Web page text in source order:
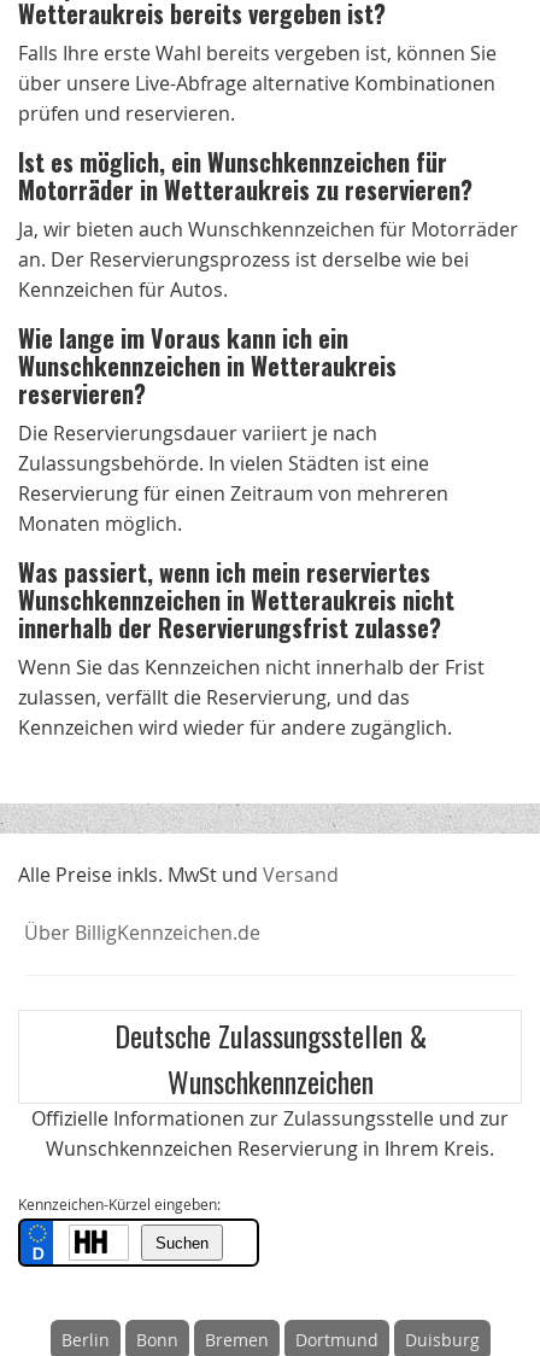
Wetteraukreis bereits vergeben ist?
Falls Ihre erste Wahl bereits vergeben ist, können Sie
über unsere Live-Abfrage alternative Kombinationen
prüfen und reservieren.
Ist es möglich, ein Wunschkennzeichen für
Motorräder in Wetteraukreis zu reservieren?
Ja, wir bieten auch Wunschkennzeichen für Motorräder
an. Der Reservierungsprozess ist derselbe wie bei
Kennzeichen für Autos.
Wie lange im Voraus kann ich ein
Wunschkennzeichen in Wetteraukreis
reservieren?
Die Reservierungsdauer variiert je nach
Zulassungsbehörde. In vielen Städten ist eine
Reservierung für einen Zeitraum von mehreren
Monaten möglich.
Was passiert, wenn ich mein reserviertes
Wunschkennzeichen in Wetteraukreis nicht
innerhalb der Reservierungsfrist zulasse?
Wenn Sie das Kennzeichen nicht innerhalb der Frist
zulassen, verfällt die Reservierung, und das
Kennzeichen wird wieder für andere zugänglich.
Alle Preise inkls. MwSt und Versand
Über BilligKennzeichen.de
Deutsche Zulassungsstellen &
Wunschkennzeichen
Offizielle Informationen zur Zulassungsstelle und zur
Wunschkennzeichen Reservierung in Ihrem Kreis.
Kennzeichen-Kürzel eingeben:
Berlin Bonn Bremen Dortmund Duisburg